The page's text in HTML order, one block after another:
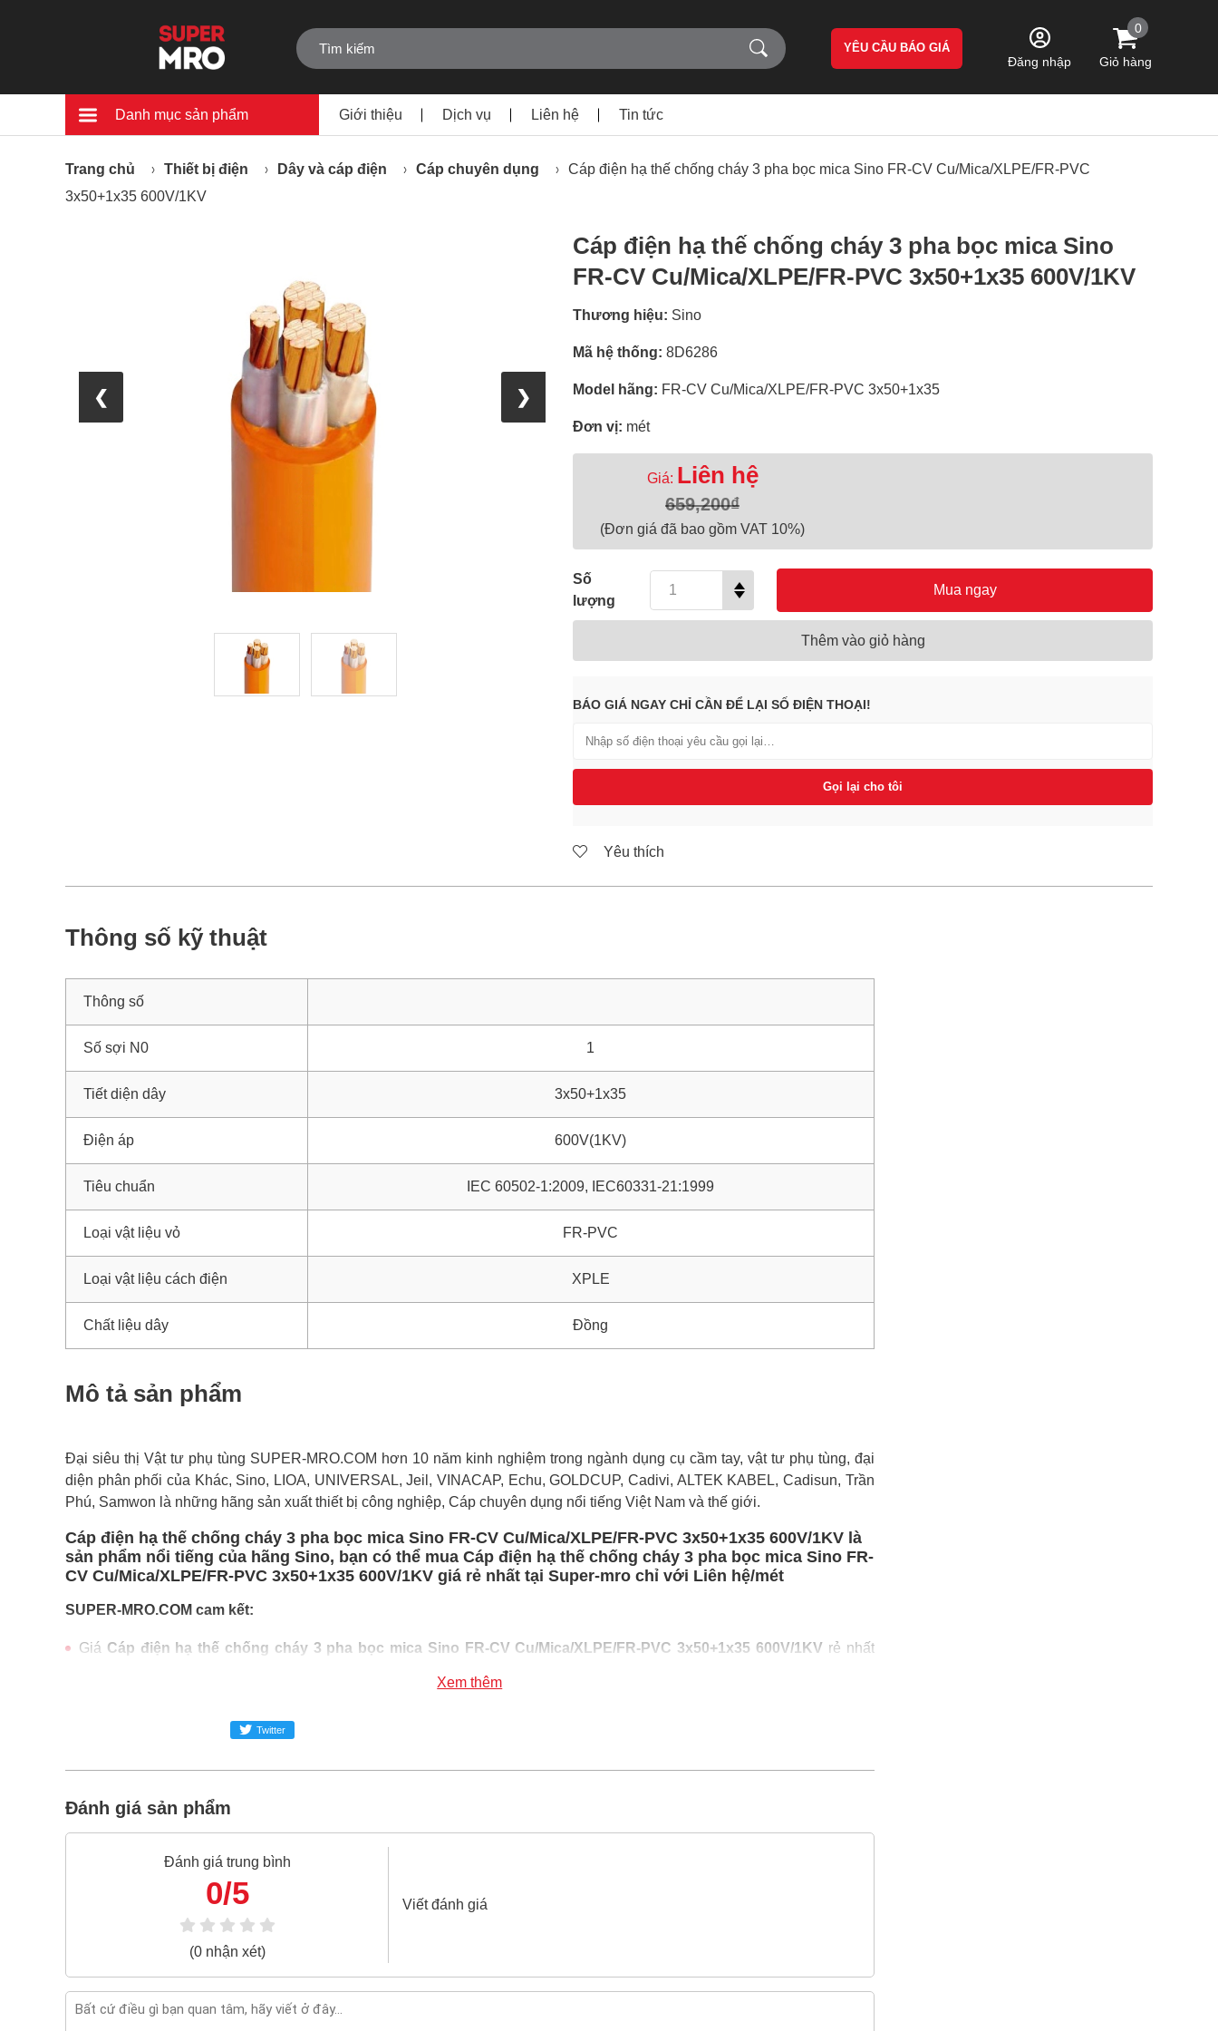
YÊU CẦU BÁO GIÁ
Đăng nhập
0
Giỏ hàng
Danh mục sản phẩm Giới thiệu Dịch vụ Liên hệ Tin tức
Trang chủ Thiết bị điện Dây và cáp điện Cáp chuyên dụng
Cáp điện hạ thế chống cháy 3 pha bọc mica Sino FR-CV Cu/Mica/XLPE/FR-PVC
3x50+1x35 600V/1KV
❮ ❯
Cáp điện hạ thế chống cháy 3 pha bọc mica Sino
FR-CV Cu/Mica/XLPE/FR-PVC 3x50+1x35 600V/1KV
Thương hiệu: Sino
Mã hệ thống: 8D6286
Model hãng: FR-CV Cu/Mica/XLPE/FR-PVC 3x50+1x35
Đơn vị: mét
Giá: Liên hệ
659,200₫
(Đơn giá đã bao gồm VAT 10%)
Số
lượng
Mua ngay
Thêm vào giỏ hàng
BÁO GIÁ NGAY CHỈ CẦN ĐỂ LẠI SỐ ĐIỆN THOẠI!
Gọi lại cho tôi
Yêu thích
Thông số kỹ thuật
Thông số
Số sợi N0 1
Tiết diện dây 3x50+1x35
Điện áp 600V(1KV)
Tiêu chuẩn IEC 60502-1:2009, IEC60331-21:1999
Loại vật liệu vỏ FR-PVC
Loại vật liệu cách điện XPLE
Chất liệu dây Đồng
Mô tả sản phẩm
Đại siêu thị Vật tư phụ tùng SUPER-MRO.COM hơn 10 năm kinh nghiệm trong ngành dụng cụ cầm tay, vật tư phụ tùng, đại
diện phân phối của Khác, Sino, LIOA, UNIVERSAL, Jeil, VINACAP, Echu, GOLDCUP, Cadivi, ALTEK KABEL, Cadisun, Trần
Phú, Samwon là những hãng sản xuất thiết bị công nghiệp, Cáp chuyên dụng nổi tiếng Việt Nam và thế giới.
Cáp điện hạ thế chống cháy 3 pha bọc mica Sino FR-CV Cu/Mica/XLPE/FR-PVC 3x50+1x35 600V/1KV là
sản phẩm nổi tiếng của hãng Sino, bạn có thể mua Cáp điện hạ thế chống cháy 3 pha bọc mica Sino FR-
CV Cu/Mica/XLPE/FR-PVC 3x50+1x35 600V/1KV giá rẻ nhất tại Super-mro chỉ với Liên hệ/mét
SUPER-MRO.COM cam kết:
Giá Cáp điện hạ thế chống cháy 3 pha bọc mica Sino FR-CV Cu/Mica/XLPE/FR-PVC 3x50+1x35 600V/1KVrẻ nhất
Nếu bạn cần thêm thông tin của
Xem thêm
Twitter
Đánh giá sản phẩm
Đánh giá trung bình
0/5
(0 nhận xét)
Viết đánh giá